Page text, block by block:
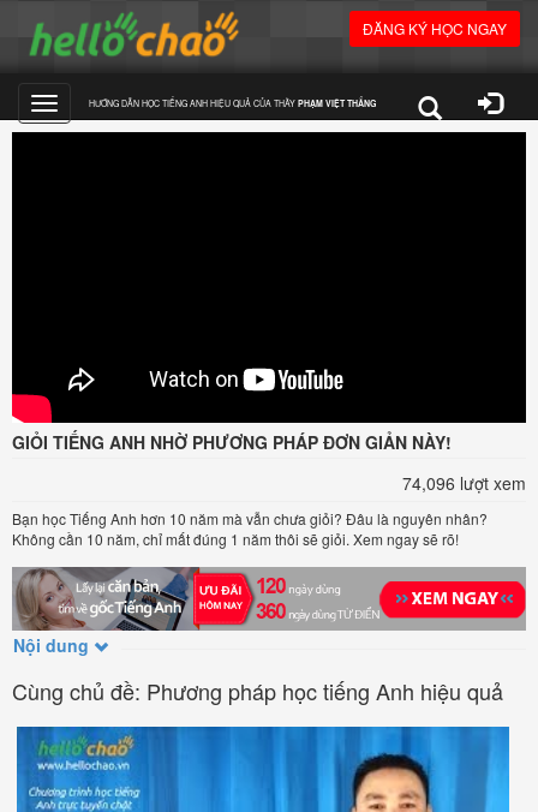
ĐĂNG KÝ HỌC NGAY
Toggle
HƯỚNG DẪN HỌC TIẾNG ANH HIỆU QUẢ CỦA THẦY PHẠM VIỆT THẮNG
GIỎI TIẾNG ANH NHỜ PHƯƠNG PHÁP ĐƠN GIẢN NÀY!
74,096 lượt xem
Bạn học Tiếng Anh hơn 10 năm mà vẫn chưa giỏi? Đâu là nguyên nhân?
Không cần 10 năm, chỉ mất đúng 1 năm thôi sẽ giỏi. Xem ngay sẽ rõ!
Nội dung
Cùng chủ đề: Phương pháp học tiếng Anh hiệu quả